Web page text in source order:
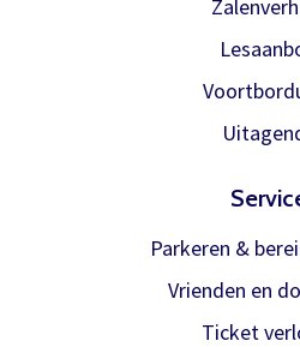
Parkeren &
Vrienden en
Ticket